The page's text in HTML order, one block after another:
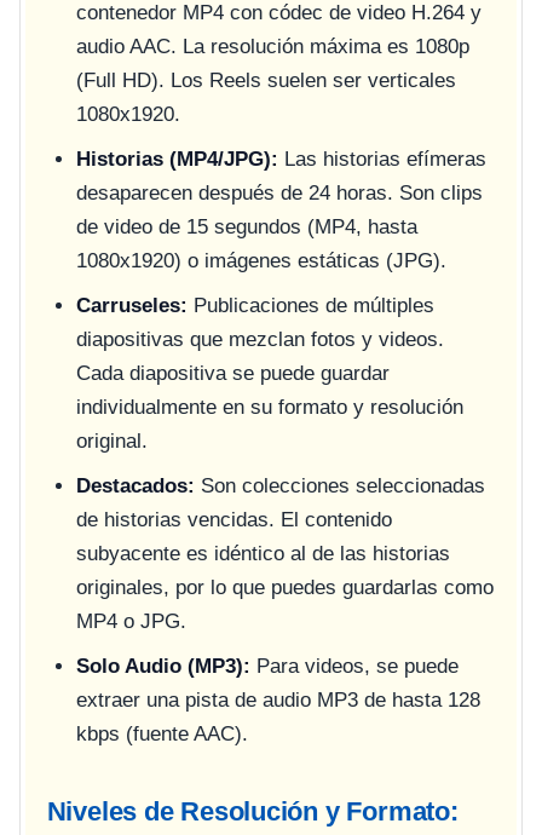
contenedor MP4 con códec de video H.264 y
audio AAC. La resolución máxima es 1080p
(Full HD). Los Reels suelen ser verticales
1080x1920.
Historias (MP4/JPG): Las historias efímeras
desaparecen después de 24 horas. Son clips
de video de 15 segundos (MP4, hasta
1080x1920) o imágenes estáticas (JPG).
Carruseles: Publicaciones de múltiples
diapositivas que mezclan fotos y videos.
Cada diapositiva se puede guardar
individualmente en su formato y resolución
original.
Destacados: Son colecciones seleccionadas
de historias vencidas. El contenido
subyacente es idéntico al de las historias
originales, por lo que puedes guardarlas como
MP4 o JPG.
Solo Audio (MP3): Para videos, se puede
extraer una pista de audio MP3 de hasta 128
kbps (fuente AAC).
Niveles de Resolución y Formato: